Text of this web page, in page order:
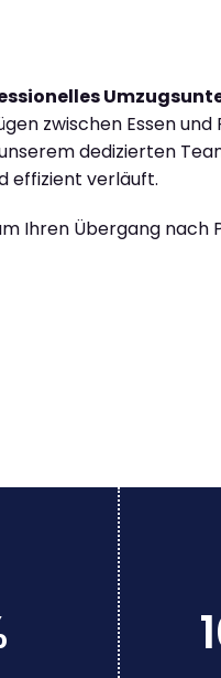
zwischen Essen und
dedizierten
effizient verläuft.
Ihren Übergang nach